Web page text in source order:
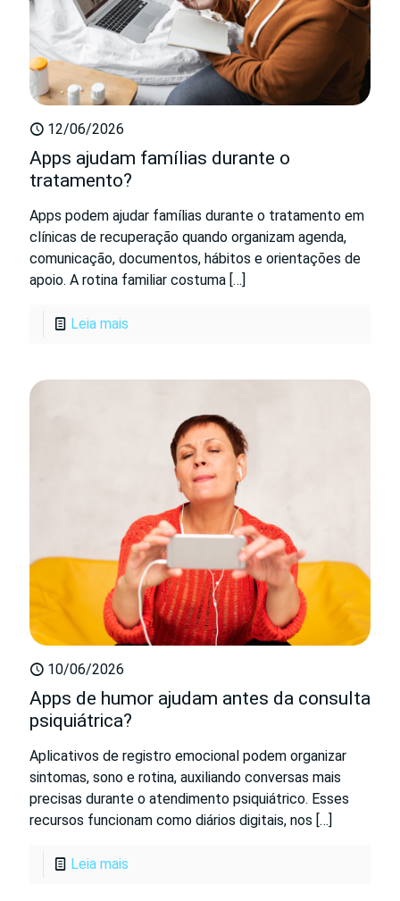
12/06/2026
Apps ajudam famílias durante o
tratamento?
Apps podem ajudar famílias durante o tratamento em
clínicas de recuperação quando organizam agenda,
comunicação, documentos, hábitos e orientações de
apoio. A rotina familiar costuma […]
Leia mais
10/06/2026
Apps de humor ajudam antes da consulta
psiquiátrica?
Aplicativos de registro emocional podem organizar
sintomas, sono e rotina, auxiliando conversas mais
precisas durante o atendimento psiquiátrico. Esses
recursos funcionam como diários digitais, nos […]
Leia mais